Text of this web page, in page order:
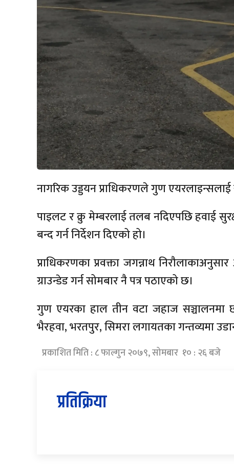
नागरिक उड्डयन प्राधिकरणले गुण एयरलाइन्सलाई
पाइलट र क्रु मेम्बरलाई तलब नदिएपछि हवाई
बन्द गर्न निर्देशन दिएको हो।
प्राधिकरणका प्रवक्ता जगन्नाथ
ग्राउन्डेड गर्न सोमबार नै पत्र पठाएको छ।
गुण एयरका हाल तीन वटा जहाज सञ्चालनमा
भैरहवा, भरतपुर, सिमरा लगायतका गन्तव्यमा
प्रकाशित मिति : ८ फाल्गुन २०७९, सोमबार १० : २६ बजे
प्रतिक्रिया